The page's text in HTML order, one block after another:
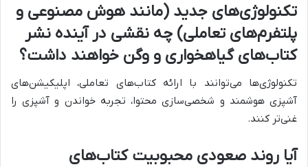
تکنولوژی‌های جدید (مانند هوش مصنوعی و
پلتفرم‌های تعاملی) چه نقشی در آینده نشر
کتاب‌های گیاهخواری و وگن خواهند داشت؟
تکنولوژی‌ها می‌توانند با ارائه کتاب‌های تعاملی، اپلیکیشن‌های
آشپزی هوشمند و شخصی‌سازی محتوا، تجربه خواندن و آشپزی را
غنی‌تر کنند.
آیا روند صعودی محبوبیت کتاب‌های